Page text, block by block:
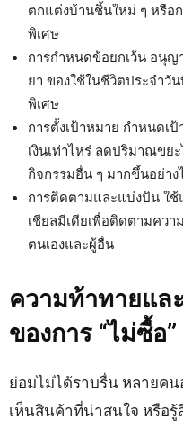
ตกแต่งบ้านชิ้นใหม่ ๆ หรือก
พิเศษ
การกำหนดข้อยกเว้น อนุญ
ยา ของใช้ในชีวิตประจำ
พิเศษ
การตั้งเป้าหมาย กำหนดเ
เงินเท่าไหร่ ลดปริมาณขย
กิจกรรมอื่น ๆ มากขึ้นอย่าง
การติดตามและแบ่งปัน ใ
เชียลมีเดียเพื่อติดตามคว
ตนเองและผู้อื่น
ความท้าทายแล
ของการ “ไม่ซื้อ”
ย่อมไม่ได้ราบรื่น หลายค
เห็นสินค้าที่น่าสนใจ หรือรู้